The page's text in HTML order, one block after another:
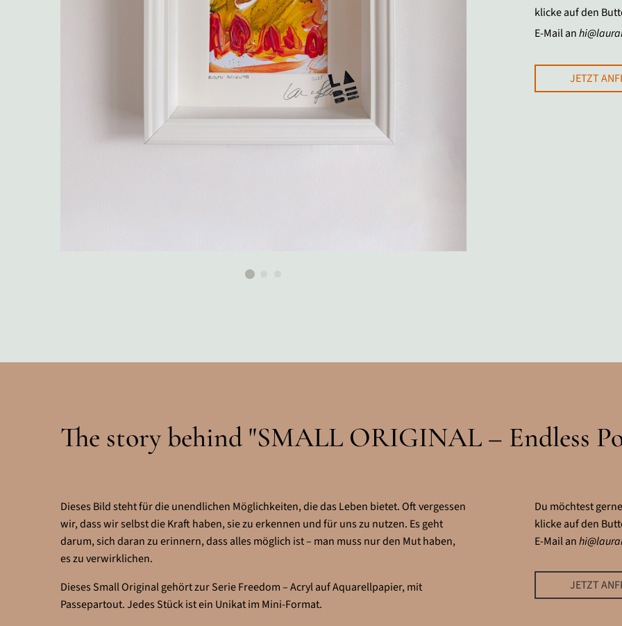
klicke auf den
E-Mail an
JETZT
The story behind "SMALL ORIGINAL – Endless
Dieses Bild steht für die unendlichen Möglichkeiten, die das Leben bietet. Oft vergessen
wir, dass wir selbst die Kraft haben, sie zu erkennen und für uns zu nutzen. Es geht
darum, sich daran zu erinnern, dass alles möglich ist – man muss nur den Mut haben,
es zu verwirklichen.
Dieses Small Original gehört zur Serie Freedom – Acryl auf Aquarellpapier, mit
Passepartout. Jedes Stück ist ein Unikat im Mini-Format.
Du möchtest
klicke auf den
E-Mail an
JETZT